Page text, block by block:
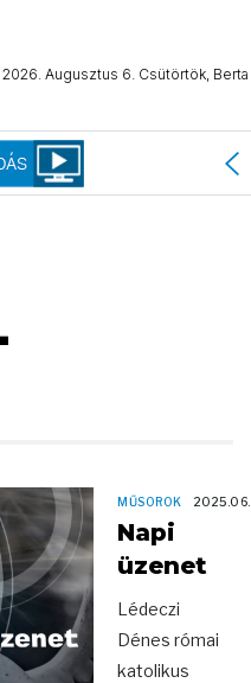
2026. Augusztus 6. Csütörtök, Berta
MŰSOROK
Napi
üzenet
Lédeczi
Dénes római
katolikus